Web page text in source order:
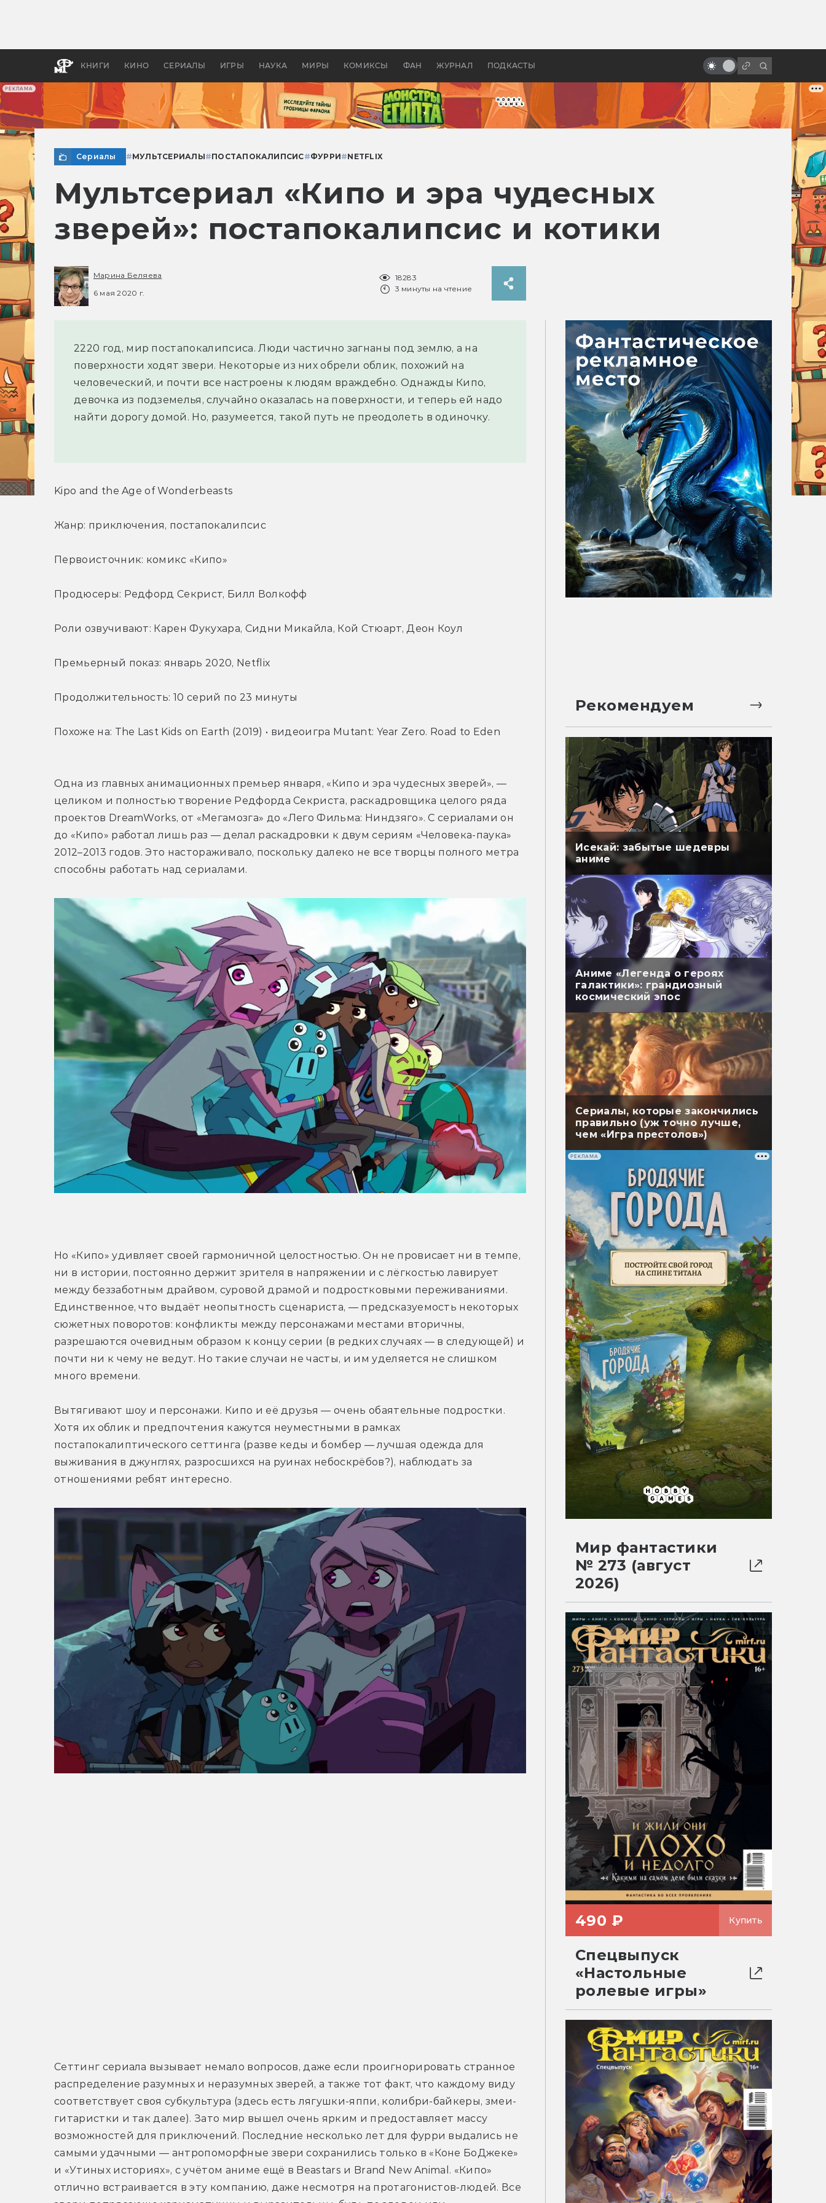
РЕКЛАМА
КНИГИ КИНО СЕРИАЛЫ ИГРЫ НАУКА МИРЫ КОМИКСЫ ФАН ЖУРНАЛ ПОДКАСТЫ
апокалипсис, в России —
бы «Властелина колец»
кино
Сериалы #МУЛЬТСЕРИАЛЫ#ПОСТАПОКАЛИПСИС#ФУРРИ#NETFLIX
Мультсериал «Кипо и эра чудесных
зверей»: постапокалипсис и котики
Марина Беляева
6 мая 2020 г.
18283
3 минуты на чтение
2220 год, мир постапокалипсиса. Люди частично загнаны под землю, а на
поверхности ходят звери. Некоторые из них обрели облик, похожий на
человеческий, и почти все настроены к людям враждебно. Однажды Кипо,
девочка из подземелья, случайно оказалась на поверхности, и теперь ей надо
найти дорогу домой. Но, разумеется, такой путь не преодолеть в одиночку.
Kipo and the Age of Wonderbeasts
Жанр: приключения, постапокалипсис
Первоисточник: комикс «Кипо»
Продюсеры: Редфорд Секрист, Билл Волкофф
Роли озвучивают: Карен Фукухара, Сидни Микайла, Кой Стюарт, Деон Коул
Премьерный показ: январь 2020, Netflix
Продолжительность: 10 серий по 23 минуты
Похоже на: The Last Kids on Earth (2019) • видеоигра Mutant: Year Zero. Road to Eden
Одна из главных анимационных премьер января, «Кипо и эра чудесных зверей», —
целиком и полностью творение Редфорда Секриста, раскадровщика целого ряда
проектов DreamWorks, от «Мегамозга» до «Лего Фильма: Ниндзяго». С сериалами он
до «Кипо» работал лишь раз — делал раскадровки к двум сериям «Человека-паука»
2012–2013 годов. Это настораживало, поскольку далеко не все творцы полного метра
способны работать над сериалами.
Но «Кипо» удивляет своей гармоничной целостностью. Он не провисает ни в темпе,
ни в истории, постоянно держит зрителя в напряжении и с лёгкостью лавирует
между беззаботным драйвом, суровой драмой и подростковыми переживаниями.
Единственное, что выдаёт неопытность сценариста, — предсказуемость некоторых
сюжетных поворотов: конфликты между персонажами местами вторичны,
разрешаются очевидным образом к концу серии (в редких случаях — в следующей) и
почти ни к чему не ведут. Но такие случаи не часты, и им уделяется не слишком
много времени.
Вытягивают шоу и персонажи. Кипо и её друзья — очень обаятельные подростки.
Хотя их облик и предпочтения кажутся неуместными в рамках
постапокалиптического сеттинга (разве кеды и бомбер — лучшая одежда для
выживания в джунглях, разросшихся на руинах небоскрёбов?), наблюдать за
отношениями ребят интересно.
Сеттинг сериала вызывает немало вопросов, даже если проигнорировать странное
распределение разумных и неразумных зверей, а также тот факт, что каждому виду
соответствует своя субкультура (здесь есть лягушки-яппи, колибри-байкеры, змеи-
гитаристки и так далее). Зато мир вышел очень ярким и предоставляет массу
возможностей для приключений. Последние несколько лет для фурри выдались не
самыми удачными — антропоморфные звери сохранились только в «Коне БоДжеке»
и «Утиных историях», с учётом аниме ещё в Beastars и Brand New Animal. «Кипо»
отлично встраивается в эту компанию, даже несмотря на протагонистов-людей. Все
Рекомендуем
Исекай: забытые шедевры
аниме
Аниме «Легенда о героях
галактики»: грандиозный
космический эпос
Сериалы, которые закончились
правильно (уж точно лучше,
чем «Игра престолов»)
РЕКЛАМА
Мир фантастики
№ 273 (август
2026)
490 ₽ Купить
Спецвыпуск
«Настольные
ролевые игры»